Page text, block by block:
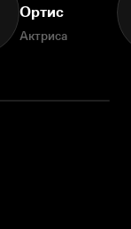
Ортис
Актриса